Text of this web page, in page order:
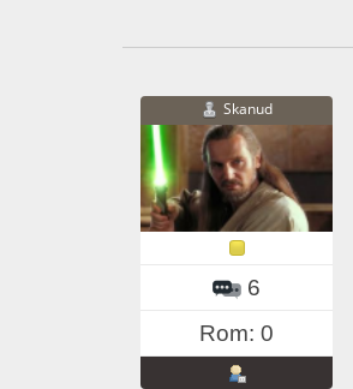
Skanud
6
Rom: 0